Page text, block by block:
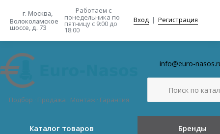
г. Москва,
Волоколамское
шоссе, д. 73
Работаем с
понедельника по
пятницу с 9:00 до
18:00
Вход | Регистрация
Подбор · Продажа · Монтаж · Гарантия
info@euro-
Каталог товаров Бренды